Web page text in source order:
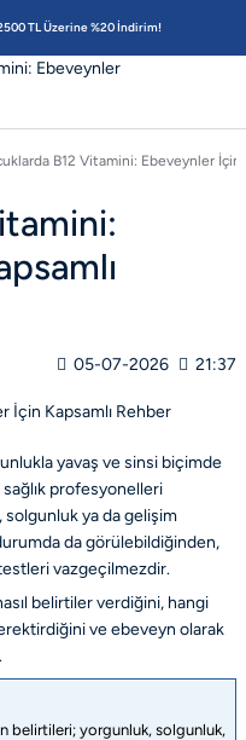
TL Üzerine %20 İndirim!
B12 Vitamini: Ebeveynler İçin
05-07-2026 21:37
yavaş ve sinsi biçimde
sağlık profesyonelleri
solgunluk ya da gelişim
da görülebildiğinden,
vazgeçilmezdir.
belirtiler verdiğini, hangi
ve ebeveyn olarak
belirtileri; yorgunluk, solgunluk,